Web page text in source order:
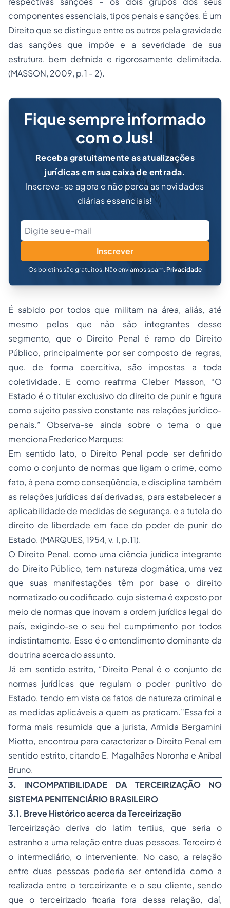
componentes essenciais, tipos penais e sanções. É um
Direito que se distingue entre os outros pela gravidade
das sanções que impõe e a severidade de sua
estrutura, bem definida e rigorosamente delimitada.
(MASSON, 2009, p.1 - 2).
Fique sempre informado
com o Jus!
Receba gratuitamente as atualizações
jurídicas em sua caixa de entrada.
Inscreva-se agora e não perca as novidades
diárias essenciais!
Inscrever
Os boletins são gratuitos. Não enviamos spam. Privacidade
É sabido por todos que militam na área, aliás, até
mesmo pelos que não são integrantes desse
segmento, que o Direito Penal é ramo do Direito
Público, principalmente por ser composto de regras,
que, de forma coercitiva, são impostas a toda
coletividade. E como reafirma Cleber Masson, “O
Estado é o titular exclusivo do direito de punir e figura
como sujeito passivo constante nas relações jurídico-
penais.” Observa-se ainda sobre o tema o que
menciona Frederico Marques:
Em sentido lato, o Direito Penal pode ser definido
como o conjunto de normas que ligam o crime, como
fato, à pena como conseqüência, e disciplina também
as relações jurídicas daí derivadas, para estabelecer a
aplicabilidade de medidas de segurança, e a tutela do
direito de liberdade em face do poder de punir do
Estado. (MARQUES, 1954, v. I, p.11).
O Direito Penal, como uma ciência jurídica integrante
do Direito Público, tem natureza dogmática, uma vez
que suas manifestações têm por base o direito
normatizado ou codificado, cujo sistema é exposto por
meio de normas que inovam a ordem jurídica legal do
país, exigindo-se o seu fiel cumprimento por todos
indistintamente. Esse é o entendimento dominante da
doutrina acerca do assunto.
Já em sentido estrito, “Direito Penal é o conjunto de
normas jurídicas que regulam o poder punitivo do
Estado, tendo em vista os fatos de natureza criminal e
as medidas aplicáveis a quem as praticam.”Essa foi a
forma mais resumida que a jurista, Armida Bergamini
Miotto, encontrou para caracterizar o Direito Penal em
sentido estrito, citando E. Magalhães Noronha e Aníbal
Bruno.
3. INCOMPATIBILIDADE DA TERCEIRIZAÇÃO NO
SISTEMA PENITENCIÁRIO BRASILEIRO
3.1. Breve Histórico acerca da Terceirização
Terceirização deriva do latim tertius, que seria o
estranho a uma relação entre duas pessoas. Terceiro é
o intermediário, o interveniente. No caso, a relação
entre duas pessoas poderia ser entendida como a
realizada entre o terceirizante e o seu cliente, sendo
que o terceirizado ficaria fora dessa relação, daí,